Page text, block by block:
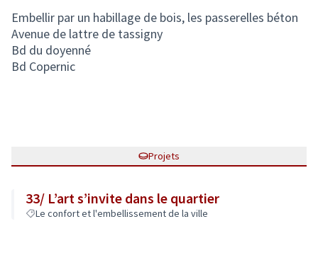
Embellir par un habillage de bois, les passerelles béton
Avenue de lattre de tassigny
Bd du doyenné
Bd Copernic
Projets
33/ L’art s’invite dans le quartier
Le confort et l'embellissement de la ville